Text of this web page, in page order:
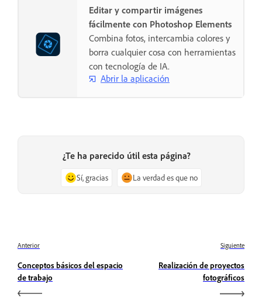
Editar y compartir imágenes
fácilmente con Photoshop Elements
Combina fotos, intercambia colores y
borra cualquier cosa con herramientas
con tecnología de IA.
Abrir la aplicación
¿Te ha parecido útil esta página?
Sí, gracias La verdad es que no
Anterior
Conceptos básicos del espacio
de trabajo
Siguiente
Realización de proyectos
fotográficos